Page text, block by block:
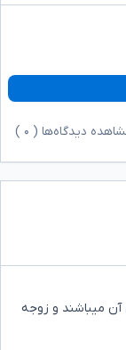
دیدگاه‌ها ( ۰
میباشند و زوجه